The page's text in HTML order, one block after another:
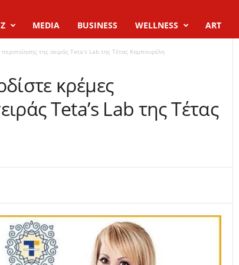
MEDIA BUSINESS WELLNESS ART
της σειράς Teta’s Lab της Τέτας Καμπουρέλη
κρέμες
Teta’s Lab της Τέτας